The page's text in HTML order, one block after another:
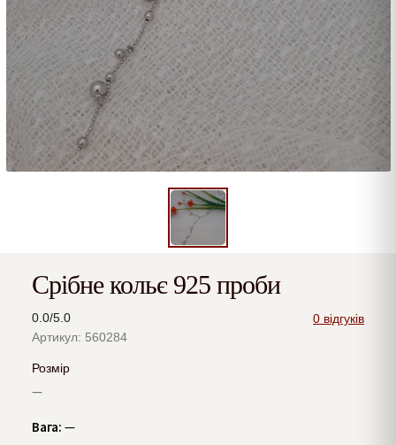
Срібне кольє 925 проби
0.0/5.0
0 відгуків
Артикул: 560284
Розмір
—
Вага: —